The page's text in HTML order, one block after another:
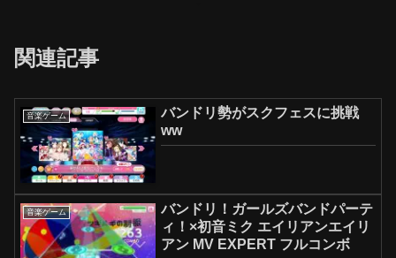
関連記事
音楽ゲーム
バンドリ勢がスクフェスに挑戦
ww
音楽ゲーム
バンドリ！ガールズバンドパーテ
ィ！×初音ミク エイリアンエイリ
アン MV EXPERT フルコンボ